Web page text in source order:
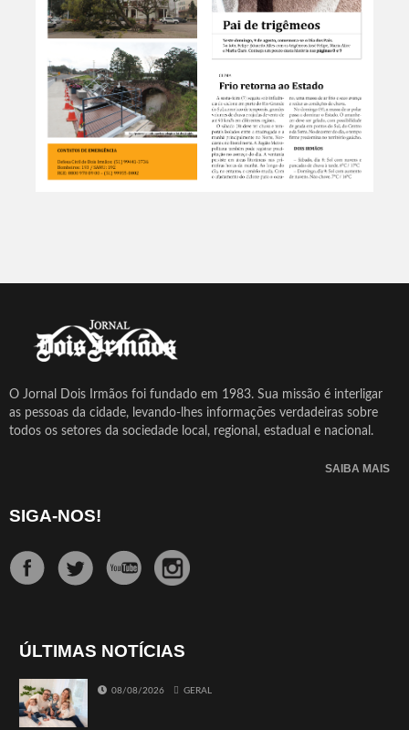
O Jornal Dois Irmãos foi fundado em 1983. Sua missão é interligar
as pessoas da cidade, levando-lhes informações verdadeiras sobre
todos os setores da sociedade local, regional, estadual e nacional.
SAIBA MAIS
SIGA-NOS!
ÚLTIMAS NOTÍCIAS
08/08/2026 GERAL